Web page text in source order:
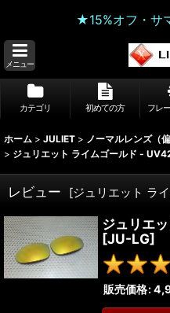
★15%オフ・サ
メニュー
カテゴリ 初めての方 フレ
ホーム > JULIET > ノーマルレンズ（
> ジュリエット ライムゴールド -
レビュー [ジュリエット ラ
ジュリエ
[JU-LG]
販売価格: